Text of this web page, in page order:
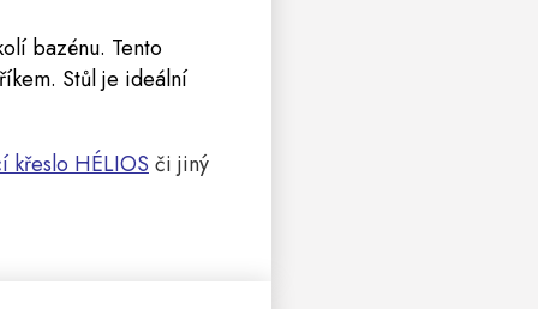
bazénu. Tento
Stůl je ideální
křeslo HÉLIOS či jiný